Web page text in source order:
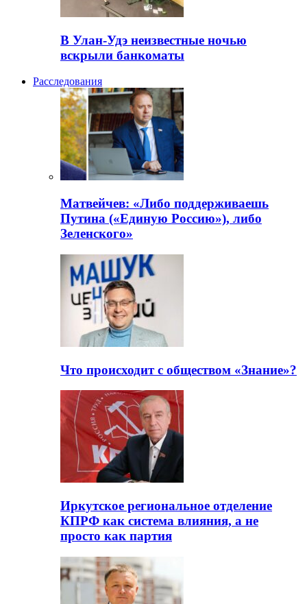
В Улан-Удэ неизвестные ночью
вскрыли банкоматы
Расследования
Матвейчев: «Либо поддерживаешь
Путина («Единую Россию»), либо
Зеленского»
Что происходит с обществом «Знание»?
Иркутское региональное отделение
КПРФ как система влияния, а не
просто как партия